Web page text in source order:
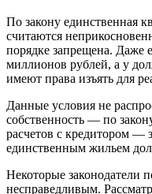
По закону единственная
считаются
порядке запрещена. Даже
миллионов рублей, а у
имеют права изъять для
Данные условия не
собственность — по
расчетов с кредитором —
единственным жильем
Некоторые законодатели
несправедливым.